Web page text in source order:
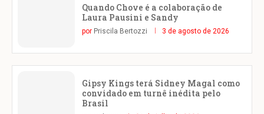
Quando Chove é a colaboração de
Laura Pausini e Sandy
por Priscila Bertozzi 3 de agosto de 2026
Gipsy Kings terá Sidney Magal como
convidado em turnê inédita pelo
Brasil